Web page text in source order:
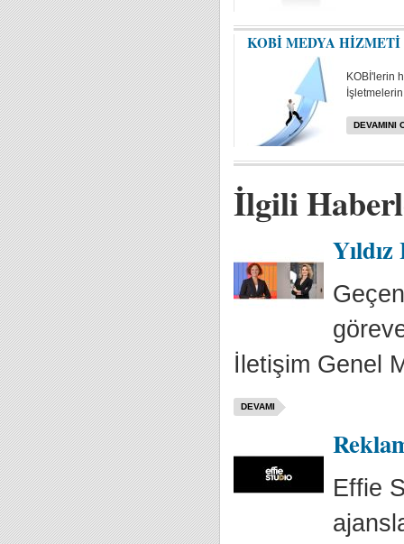
KOBİ MEDYA HİZMETİ
KOBİ'lerin
DEVAMINI
İlgili
İletişim Genel
DEVAMI
Effie